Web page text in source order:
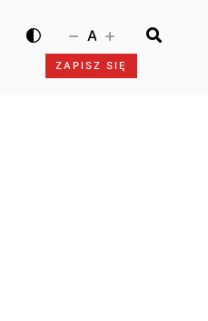
ZAPISZ SIĘ
A